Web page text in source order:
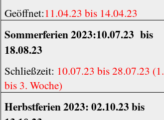
Geöffnet:11.04.23 bis 14.04.23
Sommerferien 2023:10.07.23 bis
18.08.23
Schließzeit: 10.07.23 bis 28.07.23 (1.
bis 3. Woche)
Herbstferien 2023: 02.10.23 bis